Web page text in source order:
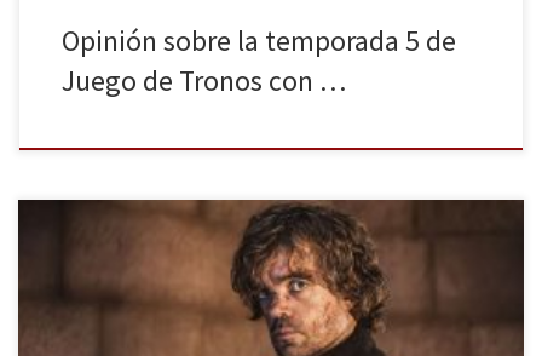
Opinión sobre la temporada 5 de
Juego de Tronos con …
El fin de semana del 11 y el 12 de Abril coincide un suceso poco
habitual para los aficionados a las series de todo el mundo: los